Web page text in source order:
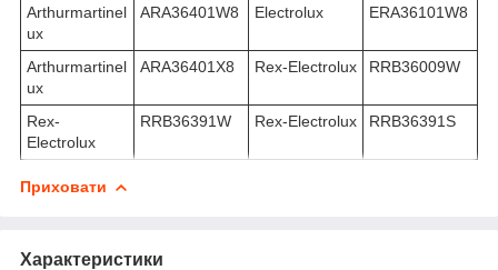
Arthurmartinel
ux
ARA36401W8 Electrolux ERA36101W8
Arthurmartinel
ux
ARA36401X8 Rex-Electrolux RRB36009W
Rex-
Electrolux
RRB36391W Rex-Electrolux RRB36391S
Приховати
Характеристики